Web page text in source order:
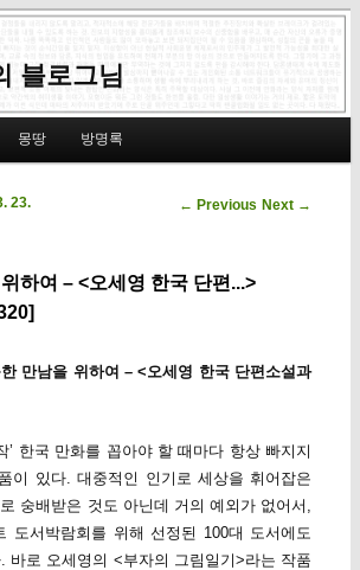
블로그님
몽땅 방명록
Post navigation
← Previous Next →
하여 – <오세영 한국 단편...>
23.
만남을 위하여 – <오세영 한국 단편소설과
’ 한국 만화를 꼽아야 할 때마다 항상 빠지지
이 있다. 대중적인 인기로 세상을 휘어잡은
숭배받은 것도 아닌데 거의 예외가 없어서,
도서박람회를 위해 선정된 100대 도서에도
바로 오세영의 <부자의 그림일기>라는 작품